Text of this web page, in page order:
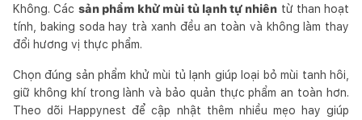
Không. Các sản phẩm khử mùi tủ lạnh tự nhiên từ than hoạt
tính, baking soda hay trà xanh đều an toàn và không làm thay
đổi hương vị thực phẩm.
Chọn đúng sản phẩm khử mùi tủ lạnh giúp loại bỏ mùi tanh hôi,
giữ không khí trong lành và bảo quản thực phẩm an toàn hơn.
Theo dõi Happynest để cập nhật thêm nhiều mẹo hay giúp